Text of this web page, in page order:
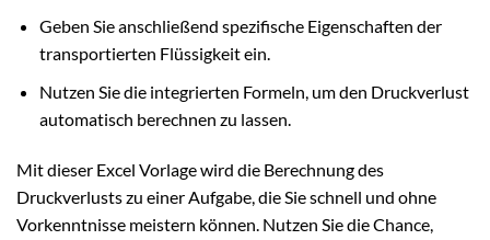
Geben Sie anschließend spezifische Eigenschaften der
transportierten Flüssigkeit ein.
Nutzen Sie die integrierten Formeln, um den Druckverlust
automatisch berechnen zu lassen.
Mit dieser Excel Vorlage wird die Berechnung des
Druckverlusts zu einer Aufgabe, die Sie schnell und ohne
Vorkenntnisse meistern können. Nutzen Sie die Chance,